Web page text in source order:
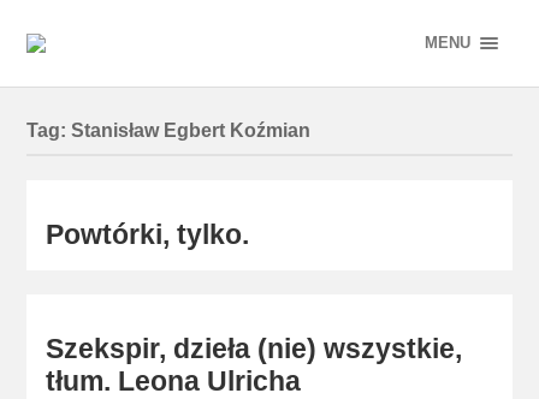
MENU
Tag:Stanisław Egbert Koźmian
Powtórki, tylko.
Szekspir, dzieła (nie) wszystkie,
tłum. Leona Ulricha